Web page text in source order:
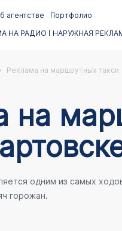
агентстве
Портфолио
НА РАДИО НАРУЖНАЯ
Реклама на маршрутных такси
на
одним из самых
горожан.